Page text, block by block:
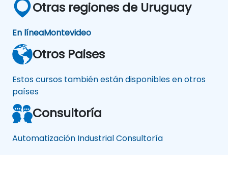
Otras regiones de Uruguay
En líneaMontevideo
Otros Paises
Estos cursos también están disponibles en otros
países
Consultoría
Automatización Industrial Consultoría